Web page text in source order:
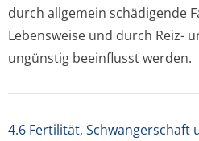
durch allgemein schädigende
Lebensweise und durch Reiz-
ungünstig beeinflusst werden.
4.6 Fertilität, Schwangerschaft